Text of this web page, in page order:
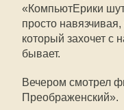
«КомпьютЕрики
просто
который захочет с
бывает.
Вечером смотрел
Преображенский».